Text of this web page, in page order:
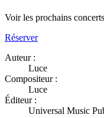
Voir les prochains
Réserver
Auteur :
Luce
Compositeur :
Luce
Éditeur :
Universal Music